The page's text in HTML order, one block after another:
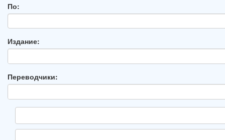
По:
Издание:
Переводчики: